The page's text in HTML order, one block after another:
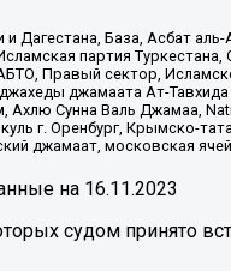
База, Асбат
партия
Правый сектор,
джамаата Ат-
Сунна Валь Джамаа,
г. Оренбург, Крымско-
джамаат, московская
на 16.11.2023
судом принято